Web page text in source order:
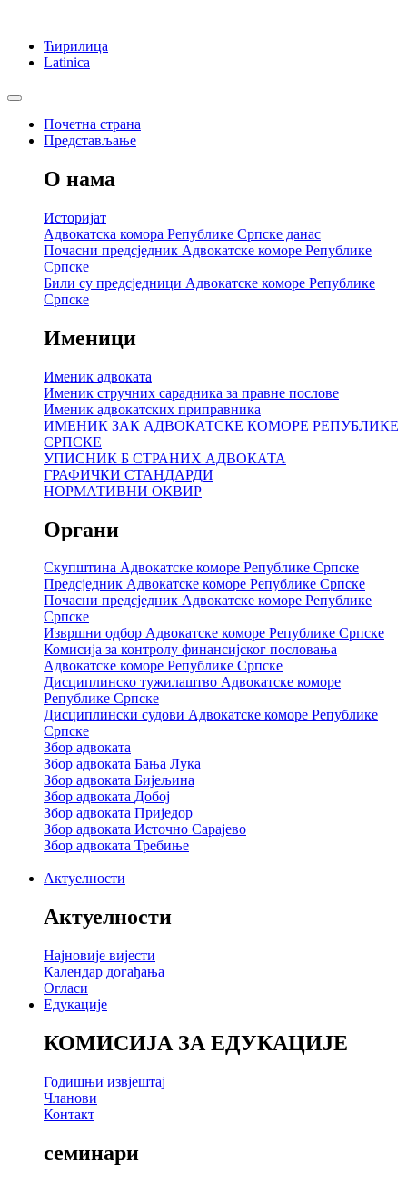
Ћирилица
Latinica
Почетна страна
Представљање
О нама
Историјат
Адвокатска комора Републике Српске данас
Почасни предсједник Адвокатске коморе Републике
Српске
Били су предсједници Адвокатске коморе Републике
Српске
Именици
Именик адвоката
Именик стручних сарадника за правне послове
Именик адвокатских приправника
ИМЕНИК ЗАК АДВОКАТСКЕ КОМОРЕ РЕПУБЛИКЕ
СРПСКЕ
УПИСНИК Б СТРАНИХ АДВОКАТА
ГРАФИЧКИ СТАНДАРДИ
НОРМАТИВНИ ОКВИР
Органи
Скупштина Адвокатске коморе Републике Српске
Предсједник Адвокатске коморе Републике Српске
Почасни предсједник Адвокатске коморе Републике
Српске
Извршни одбор Адвокатске коморе Републике Српске
Комисија за контролу финансијског пословања
Адвокатске коморе Републике Српске
Дисциплинско тужилаштво Адвокатске коморе
Републике Српске
Дисциплински судови Адвокатске коморе Републике
Српске
Збор адвоката
Збор адвоката Бања Лука
Збор адвоката Бијељина
Збор адвоката Добој
Збор адвоката Приједор
Збор адвоката Источно Сарајево
Збор адвоката Требиње
Актуелности
Актуелности
Најновије вијести
Календар догађања
Огласи
Едукације
КОМИСИЈА ЗА ЕДУКАЦИЈЕ
Годишњи извјештај
Чланови
Контакт
семинари